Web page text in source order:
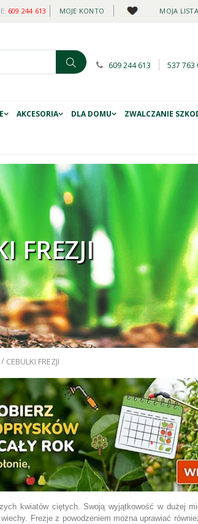
MOJE KONTO MOJA
609 244 613
609 244 613 537 763
AKCESORIA DLA DOMU ZWALCZANIE
FREZJI
/ CEBULKI FREZJI
kwiatów ciętych. Swoją wyjątkowość w dużej
Frezje z powodzeniem można uprawiać